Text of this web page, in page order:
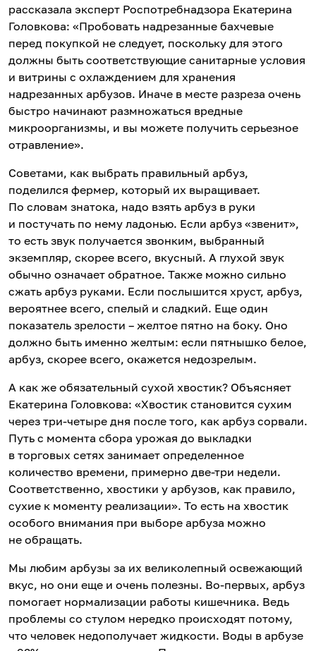
рассказала эксперт Роспотребнадзора Екатерина
Головкова: «Пробовать надрезанные бахчевые
перед покупкой не следует, поскольку для этого
должны быть соответствующие санитарные условия
и витрины с охлаждением для хранения
надрезанных арбузов. Иначе в месте разреза очень
быстро начинают размножаться вредные
микроорганизмы, и вы можете получить серьезное
отравление».
Советами, как выбрать правильный арбуз,
поделился фермер, который их выращивает.
По словам знатока, надо взять арбуз в руки
и постучать по нему ладонью. Если арбуз «звенит»,
то есть звук получается звонким, выбранный
экземпляр, скорее всего, вкусный. А глухой звук
обычно означает обратное. Также можно сильно
сжать арбуз руками. Если послышится хруст, арбуз,
вероятнее всего, спелый и сладкий. Еще один
показатель зрелости – желтое пятно на боку. Оно
должно быть именно желтым: если пятнышко белое,
арбуз, скорее всего, окажется недозрелым.
А как же обязательный сухой хвостик? Объясняет
Екатерина Головкова: «Хвостик становится сухим
через три-четыре дня после того, как арбуз сорвали.
Путь с момента сбора урожая до выкладки
в торговых сетях занимает определенное
количество времени, примерно две-три недели.
Соответственно, хвостики у арбузов, как правило,
сухие к моменту реализации». То есть на хвостик
особого внимания при выборе арбуза можно
не обращать.
Мы любим арбузы за их великолепный освежающий
вкус, но они еще и очень полезны. Во-первых, арбуз
помогает нормализации работы кишечника. Ведь
проблемы со стулом нередко происходят потому,
что человек недополучает жидкости. Воды в арбузе